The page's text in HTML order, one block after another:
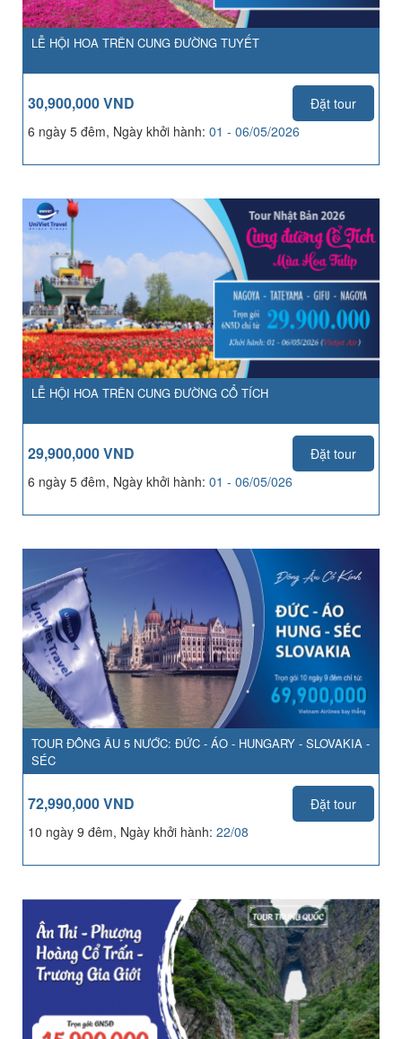
LỄ HỘI HOA TRÊN CUNG ĐƯỜNG TUYẾT
30,900,000 VND
Đặt tour
6 ngày 5 đêm, Ngày khởi hành: 01 - 06/05/2026
LỄ HỘI HOA TRÊN CUNG ĐƯỜNG CỔ TÍCH
29,900,000 VND
Đặt tour
6 ngày 5 đêm, Ngày khởi hành: 01 - 06/05/026
TOUR ĐÔNG ÂU 5 NƯỚC: ĐỨC - ÁO - HUNGARY - SLOVAKIA -
SÉC
72,990,000 VND
Đặt tour
10 ngày 9 đêm, Ngày khởi hành: 22/08